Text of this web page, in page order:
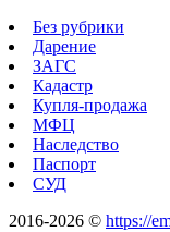
Без рубрики
Дарение
ЗАГС
Кадастр
Купля-продажа
МФЦ
Наследство
Паспорт
СУД
2016-2026 © https://